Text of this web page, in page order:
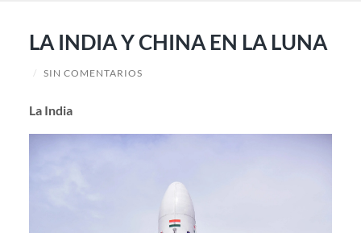
LA INDIA Y CHINA EN LA LUNA
/ SIN COMENTARIOS
La India